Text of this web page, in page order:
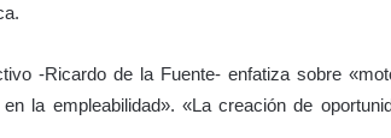
-Ricardo de la Fuente- enfatiza sobre
la empleabilidad». «La creación de